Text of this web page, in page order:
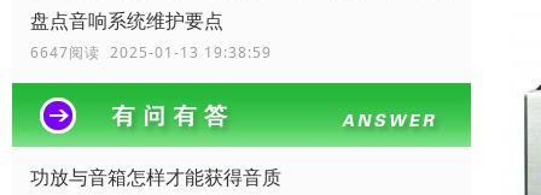
盘点音响系统维护要点
6647阅读 2025-01-13 19:38:59
功放与音箱怎样才能获得音质